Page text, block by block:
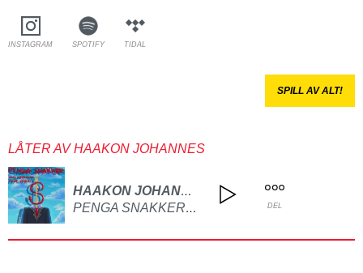
INSTAGRAM SPOTIFY TIDAL
SPILL AV ALT!
LÅTER AV HAAKON JOHANNES
HAAKON JOHANNES
PENGA SNAKKER (FEAT. WAKAI)
DEL